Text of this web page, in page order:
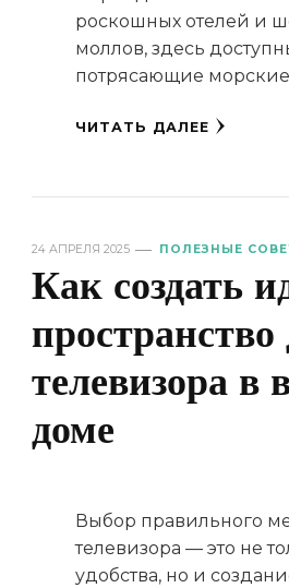
роскошных отелей и
моллов, здесь
потрясающие морские
ЧИТАТЬ ДАЛЕЕ
24 АПРЕЛЯ 2025 ПОЛЕЗНЫЕ
Как создать
телевизора в
доме
Выбор правильного
телевизора — это не
удобства, но и